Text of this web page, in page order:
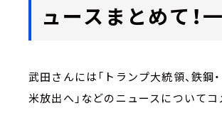
ュースまとめて！
武田さんには「トランプ大統領、鉄鋼
米放出へ」などのニュースについてコ